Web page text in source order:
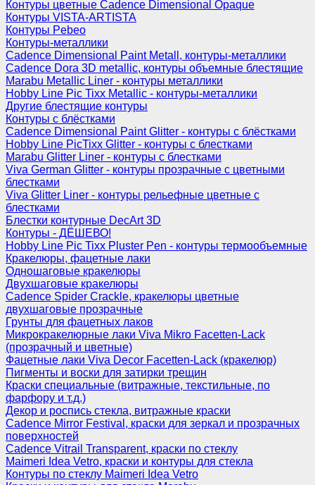
Контуры цветные Cadence Dimensional Opaque
Контуры VISTA-ARTISTA
Контуры Pebeo
Контуры-металлики
Cadence Dimensional Paint Metall, контуры-металлики
Cadence Dora 3D metallic, контуры объемные блестящие
Marabu Metallic Liner - контуры металлики
Hobby Line Pic Tixx Metallic - контуры-металлики
Другие блестящие контуры
Контуры с блёстками
Cadence Dimensional Paint Glitter - контуры с блёстками
Hobby Line PicTixx Glitter - контуры с блестками
Marabu Glitter Liner - контуры с блестками
Viva German Glitter - контуры прозрачные с цветными
блестками
Viva Glitter Liner - контуры рельефные цветные с
блестками
Блестки контурные DecArt 3D
Контуры - ДЁШЕВО!
Hobby Line Pic Tixx Pluster Pen - контуры термообъемные
Кракелюры, фацетные лаки
Одношаговые кракелюры
Двухшаговые кракелюры
Cadence Spider Crackle, кракелюры цветные
двухшаговые прозрачные
Грунты для фацетных лаков
Микрокракелюрные лаки Viva Mikro Facetten-Lack
(прозрачный и цветные)
Фацетные лаки Viva Decor Facetten-Lack (кракелюр)
Пигменты и воски для затирки трещин
Краски специальные (витражные, текстильные, по
фарфору и т.д.)
Декор и роспись стекла, витражные краски
Cadence Mirror Festival, краски для зеркал и прозрачных
поверхностей
Cadence Vitrail Transparent, краски по стеклу
Maimeri Idea Vetro, краски и контуры для стекла
Контуры по стеклу Maimeri Idea Vetro